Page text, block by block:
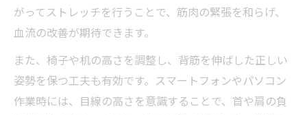
猫背・肩こり両方を改善する施術プラン例
猫背を意識した正しい姿勢維持のコツ
根本から猫背と肩こりを解決する施術ポイント
猫背と肩こりを根本改善する施術の選び方
猫背矯正で大切な個別アプローチとは
がってストレッチを行うことで、筋肉の緊張を和らげ、
血流の改善が期待できます。
また、椅子や机の高さを調整し、背筋を伸ばした正しい
姿勢を保つ工夫も有効です。スマートフォンやパソコン
作業時には、目線の高さを意識することで、首や肩の負